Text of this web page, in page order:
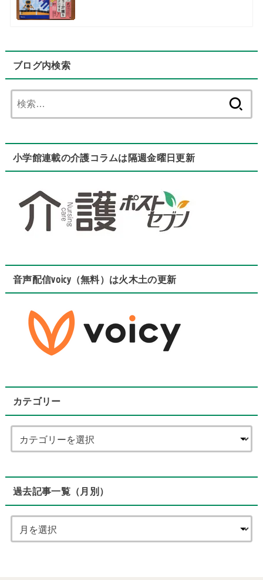
ブログ内検索
索:
小学館連載の介護コラムは隔週金曜日更新
音声配信voicy（無料）は火木土の更新
カテゴリー
過去記事一覧（月別）